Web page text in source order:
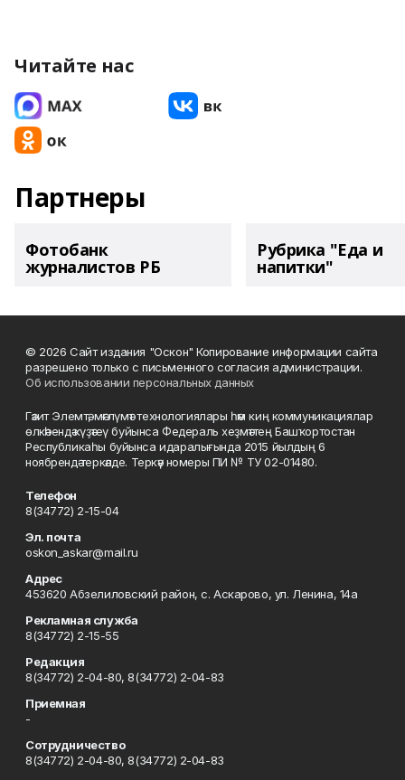
Читайте нас
Партнеры
Фотобанк
журналистов РБ
Рубрика "Еда и
напитки"
© 2026 Сайт издания "Оскон" Копирование информации сайта
разрешено только с письменного согласия администрации.
Об использовании персональных данных
Гәзит Элемтә, мәғлүмәт технологиялары һәм киң коммуникациялар
өлкәһендә күҙәтеү буйынса Федераль хеҙмәттең Башҡортостан
Республикаһы буйынса идаралығында 2015 йылдың 6
ноябрендә теркәлде. Теркәү номеры ПИ № ТУ 02-01480.
Телефон
8(34772) 2-15-04
Эл. почта
oskon_askar@mail.ru
Адрес
453620 Абзелиловский район, с. Аскарово, ул. Ленина, 14а
Рекламная служба
8(34772) 2-15-55
Редакция
8(34772) 2-04-80, 8(34772) 2-04-83
Приемная
-
Сотрудничество
8(34772) 2-04-80, 8(34772) 2-04-83